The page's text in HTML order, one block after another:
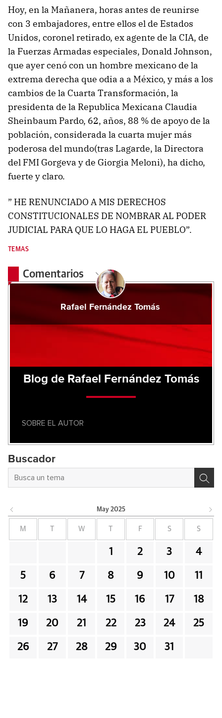
Hoy, en la Mañanera, horas antes de reunirse
con 3 embajadores, entre ellos el de Estados
Unidos, coronel retirado, ex agente de la CIA, de
la Fuerzas Armadas especiales, Donald Johnson,
que ayer cenó con un hombre mexicano de la
extrema derecha que odia a a México, y más a los
cambios de la Cuarta Transformación, la
presidenta de la Republica Mexicana Claudia
Sheinbaum Pardo, 62, años, 88 % de apoyo de la
población, considerada la cuarta mujer más
poderosa del mundo(tras Lagarde, la Directora
del FMI Gorgeva y de Giorgia Meloni), ha dicho,
fuerte y claro.
” HE RENUNCIADO A MIS DERECHOS
CONSTITUCIONALES DE NOMBRAR AL PODER
JUDICIAL PARA QUE LO HAGA EL PUEBLO”.
TEMAS
Comentarios
Rafael Fernández Tomás
Blog de Rafael Fernández Tomás
SOBRE EL AUTOR
Buscador
May 2025
M W F S S
1 2 3 4
5 6 7 8 9 10 11
12 13 14 15 16 17 18
19 20 21 22 23 24 25
26 27 28 29 30 31